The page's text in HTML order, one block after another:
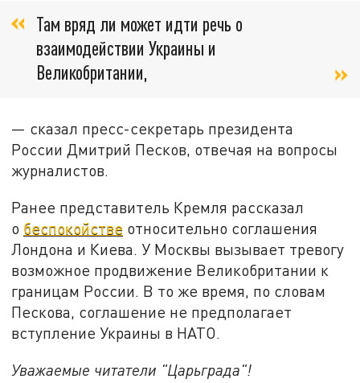
Там вряд ли может идти речь о
взаимодействии Украины и
Великобритании,
— сказал пресс-секретарь президента
России Дмитрий Песков, отвечая на вопросы
журналистов.
Ранее представитель Кремля рассказал
о беспокойстве относительно соглашения
Лондона и Киева. У Москвы вызывает тревогу
возможное продвижение Великобритании к
границам России. В то же время, по словам
Пескова, соглашение не предполагает
вступление Украины в НАТО.
Уважаемые читатели "Царьграда"!